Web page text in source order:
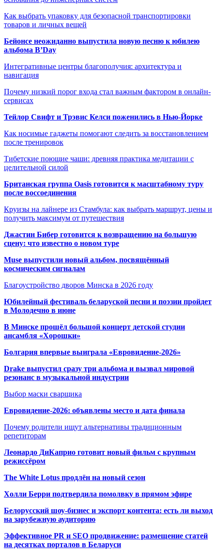
Как выбрать упаковку для безопасной транспортировки
товаров и личных вещей
Бейонсе неожиданно выпустила новую песню к юбилею
альбома B’Day
Интегративные центры благополучия: архитектура и
навигация
Почему низкий порог входа стал важным фактором в онлайн-
сервисах
Тейлор Свифт и Трэвис Келси поженились в Нью-Йорке
Как носимые гаджеты помогают следить за восстановлением
после тренировок
Тибетские поющие чаши: древняя практика медитации с
целительной силой
Британская группа Oasis готовится к масштабному туру
после воссоединения
Круизы на лайнере из Стамбула: как выбрать маршрут, цены и
получить максимум от путешествия
Джастин Бибер готовится к возвращению на большую
сцену: что известно о новом туре
Muse выпустили новый альбом, посвящённый
космическим сигналам
Благоустройство дворов Минска в 2026 году
Юбилейный фестиваль беларуской песни и поэзии пройдет
в Молодечно в июне
В Минске прошёл большой концерт детской студии
ансамбля «Хорошки»
Болгария впервые выиграла «Евровидение-2026»
Drake выпустил сразу три альбома и вызвал мировой
резонанс в музыкальной индустрии
Выбор маски сварщика
Евровидение-2026: объявлены место и дата финала
Почему родители ищут альтернативы традиционным
репетиторам
Леонардо ДиКаприо готовит новый фильм с крупным
режиссёром
The White Lotus продлён на новый сезон
Холли Берри подтвердила помолвку в прямом эфире
Белорусский шоу-бизнес и экспорт контента: есть ли выход
на зарубежную аудиторию
Эффективное PR и SEO продвижение: размещение статей
на десятках порталов в Беларуси